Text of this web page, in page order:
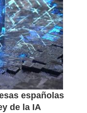
españolas
de la IA